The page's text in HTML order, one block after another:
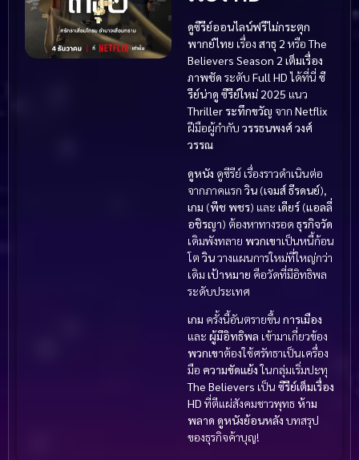
ดูซีรีย์ออนไลน์ฟรีไม่กระตุก
พากย์ไทย เรื่อง สาธุ 2 หรือThe
Believers Season 2 เต็มเรื่อง
ภาพชัด ระดับ Full HDได้ที่นี่ ซี
รีย์น่าดู ซีรีย์ใหม่ 2025 แนว
Thriller ระทึกขวัญ จาก Netflix
ฝีมือผู้กำกับ วรรธนพงศ์ วงศ์
วรรณ
ดูหนัง ดูซีรีย์ เรื่องราวดำเนินต่อ
จากภาคแรก วิน (เจมส์ ธีรดนย์),
เกม (พีช พชร) และ เดียร์(แอลลี่
อชิรญา) ต้องหาทางรอด ธุรกิจวัด
เดิมพังทลาย พวกเขาเป็นหนี้ก้อน
โต วินวางแผนการใหม่ที่ใหญ่กว่า
เดิม เป้าหมาย คือวัดที่มีอิทธิพล
ระดับประเทศ
เกม ครั้งนี้อันตรายขึ้น การเมือง
และ ผู้มีอิทธิพล เข้ามาเกี่ยวข้อง
พวกเขาต้องใช้ศรัทธาเป็นเครื่อง
มือ ความขัดแย้งในกลุ่มเริ่มปะทุ
The Believers เป็น ซีรีย์เต็มเรื่อง
HD ที่ตีแผ่สังคมชาวพุทธห้าม
พลาด ดูหนังย้อนหลัง บทสรุป
ของธุรกิจค้าบุญ!